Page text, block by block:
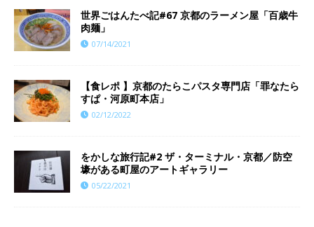
世界ごはんたべ記#67 京都のラーメン屋「百歳牛
肉麺」
07/14/2021
【食レポ 】京都のたらこパスタ専門店「罪なたら
すぱ・河原町本店」
02/12/2022
をかしな旅行記#2 ザ・ターミナル・京都／防空
壕がある町屋のアートギャラリー
05/22/2021